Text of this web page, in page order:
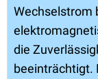
Wechselstrom
die
beeinträchtigt.